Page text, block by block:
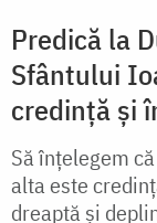
Predică la
Sfântului
credință și
Să înțelegem
alta este
dreaptă și